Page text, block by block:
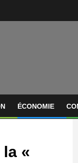
ÉCONOMIE
«